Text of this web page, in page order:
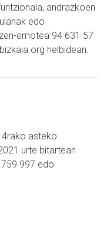
andrazkoen
edo
emotea 94 631 57
helbidean.
4rako asteko
urte bitartean
997 edo